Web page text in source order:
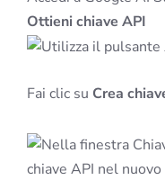
Ottieni chiave API
Fai clic su Crea